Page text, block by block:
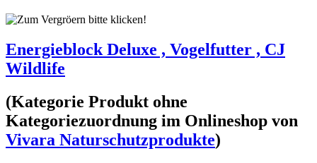
Energieblock Deluxe , Vogelfutter , CJ
Wildlife
(Kategorie Produkt ohne
Kategoriezuordnung im Onlineshop von
Vivara Naturschutzprodukte)